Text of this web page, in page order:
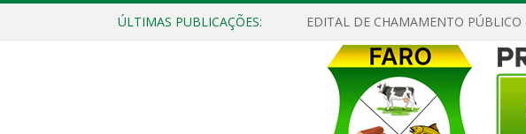
ÚLTIMAS PUBLICAÇÕES: EDITAL DE CHAMAMENTO